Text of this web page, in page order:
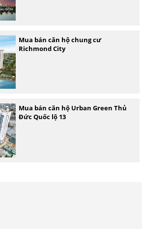
Mua bán căn hộ chung cư
Richmond City
Mua bán căn hộ Urban Green Thủ
Đức Quốc lộ 13